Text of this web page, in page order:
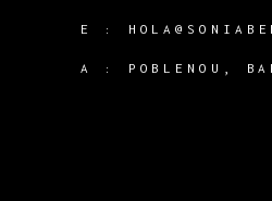
E :
A : POBLENOU,